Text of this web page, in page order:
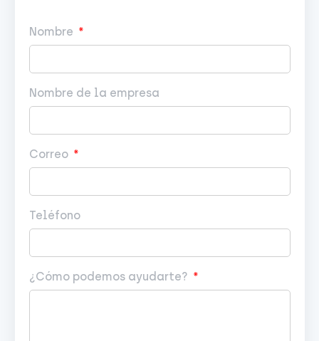
Nombre
Nombre de la empresa
Correo
Teléfono
¿Cómo podemos ayudarte?